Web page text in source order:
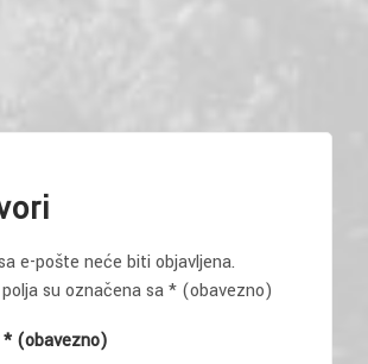
e-pošte neće biti objavljena.
su označena sa* (obavezno)
* (obavezno)